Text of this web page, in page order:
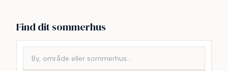
Find dit sommerhus